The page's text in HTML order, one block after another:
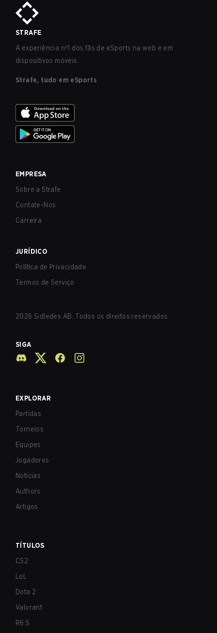
STRAFE
A experiência nº1 dos fãs de eSports na web e em
dispositivos móveis.
Strafe, tudo em eSports
EMPRESA
Sobre a Strafe
Contate-Nos
Carreira
JURÍDICO
Política de Privacidade
Termos de Serviço
2026 Sidledes AB. Todos os direitos reservados.
SIGA
EXPLORAR
Partidas
Torneios
Equipes
Jogadores
Notícias
Authors
Artigos
TÍTULOS
CS2
LoL
Dota 2
Valorant
R6:S